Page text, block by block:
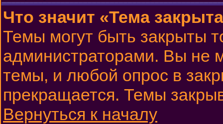
Что значит «Тема
Темы могут быть закрыты
администраторами. Вы не
темы, и любой опрос в
прекращается. Темы
Вернуться к началу